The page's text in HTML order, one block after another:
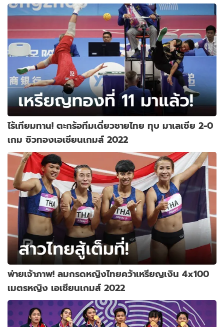
ไร้เทียมทาน! ตะกร้อทีมเดี่ยวชายไทย ทุบ มาเลเซีย 2-0
เกม ซิวทองเอเชียนเกมส์ 2022
พ่ายเจ้าภาพ! ลมกรดหญิงไทยคว้าเหรียญเงิน 4x100
เมตรหญิง เอเชียนเกมส์ 2022